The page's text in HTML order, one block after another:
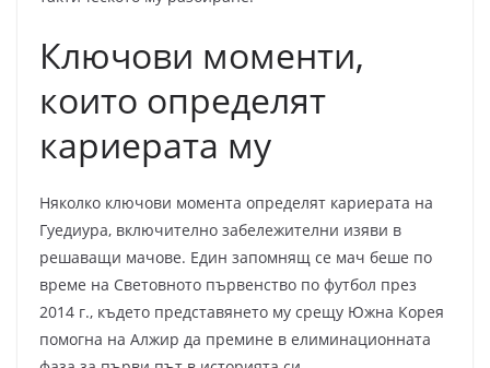
Ключови моменти,
които определят
кариерата му
Няколко ключови момента определят кариерата на
Гуедиура, включително забележителни изяви в
решаващи мачове. Един запомнящ се мач беше по
време на Световното първенство по футбол през
2014 г., където представянето му срещу Южна Корея
помогна на Алжир да премине в елиминационната